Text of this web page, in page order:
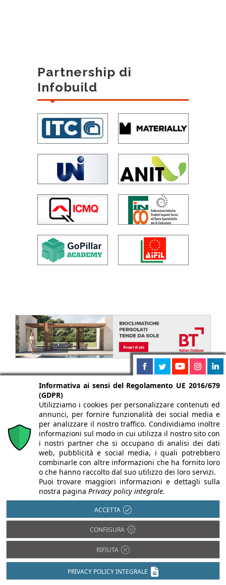
Partnership di
Infobuild
Chi siamo Autori Per la tua pubblicità
Iscriviti alla
newsletter
Infobuild è testata registrata presso il Tribunale di Milano al n° 63
dell’8/3/2013 - ISSN 2282-2267
© 2000-2026 Infoweb srl - P.IVA 13155920153 - Tutti i diritti
Informativa ai sensi del Regolamento UE 2016/679
(GDPR)
Utilizziamo i cookies per personalizzare contenuti ed
annunci, per fornire funzionalità dei social media e
per analizzare il nostro traffico. Condividiamo inoltre
informazioni sul modo in cui utilizza il nostro sito con
i nostri partner che si occupano di analisi dei dati
web, pubblicità e social media, i quali potrebbero
combinarle con altre informazioni che ha fornito loro
o che hanno raccolto dal suo utilizzo dei loro servizi.
Puoi trovare maggiori informazioni e dettagli sulla
nostra pagina Privacy policy integrale.
ACCETTA
CONFIGURA
RIFIUTA
PRIVACY POLICY INTEGRALE